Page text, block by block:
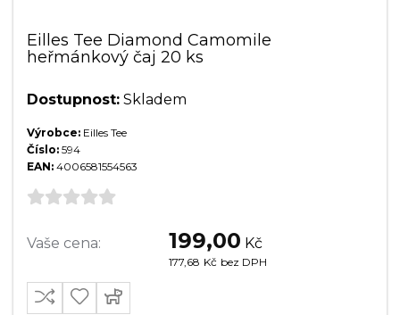
Eilles Tee Diamond Camomile
heřmánkový čaj 20 ks
Dostupnost: Skladem
Výrobce: Eilles Tee
Číslo: 594
EAN: 4006581554563
Vaše cena: 199,00 Kč
177,68 Kč bez DPH